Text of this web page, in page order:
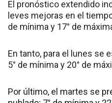
El pronóstico extendido
leves mejoras en el
de mínima y 17° de
En tanto, para el lunes se
5° de mínima y 20° de
Por último, el martes se